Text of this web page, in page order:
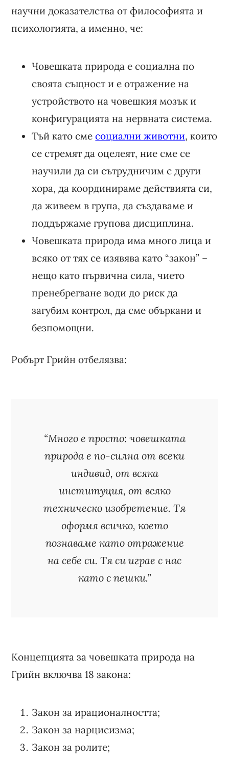
научни доказателства от философията и
психологията, а именно, че:
Човешката природа е социална по
своята същност и е отражение на
устройството на човешкия мозък и
конфигурацията на нервната система.
Тъй като смесоциални животни, които
се стремят да оцелеят, ние сме се
научили да си сътрудничим с други
хора, да координираме действията си,
да живеем в група, да създаваме и
поддържаме групова дисциплина.
Човешката природа има много лица и
всяко от тях се изявява като “закон” –
нещо като първична сила, чието
пренебрегване води до риск да
загубим контрол, да сме объркани и
безпомощни.
Робърт Грийн отбелязва:
“Много е просто: човешката
природа е по-силна от всеки
индивид, от всяка
институция, от всяко
техническо изобретение. Тя
оформя всичко, което
познаваме като отражение
на себе си. Тя си играе с нас
като с пешки.”
Концепцията за човешката природа на
Грийн включва 18 закона:
Закон за ирационалността;
Закон за нарцисизма;
Закон за ролите;